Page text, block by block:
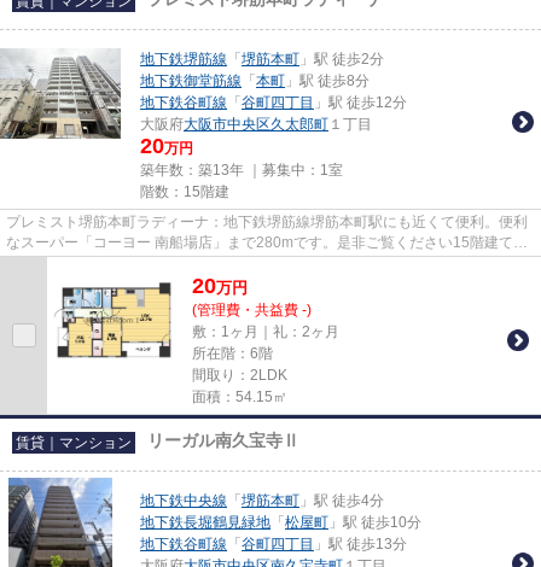
地下鉄堺筋線 「 堺筋本町 」駅 徒歩2分
地下鉄御堂筋線 「 本町 」駅 徒歩8分
地下鉄谷町線 「 谷町四丁目 」駅 徒歩12分
大阪府大阪市中央区久太郎町 １丁目
20万円
築年数：築13年 ｜募集中： 1室
階数：15階建
プレミスト堺筋本町ラディーナ：地下鉄堺筋線堺筋本町駅にも近くて便利。便利
なスーパー「コーヨー 南船場店」まで280mです。是非ご覧ください15階建ての
20万円
(管理費・共益費 -)
敷：1ヶ月｜礼：2ヶ月
所在階：6階
間取り：2LDK
面積：54.15㎡
賃貸｜マンション リーガル南久宝寺Ⅱ
地下鉄中央線 「 堺筋本町 」駅 徒歩4分
地下鉄長堀鶴見緑地 「 松屋町 」駅 徒歩10分
地下鉄谷町線 「 谷町四丁目 」駅 徒歩13分